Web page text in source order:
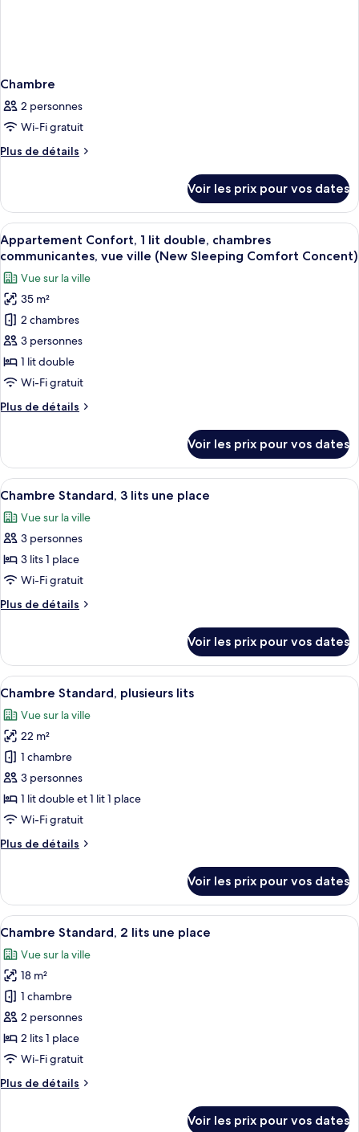
Chambre
2 personnes
Wi-Fi gratuit
Plus de détails
Plus
le
type
de
chambre
Voir les prix pour vos dates
Afficher
toutes
les
photos
pour
ce
type
de
chambre :
Confort,
double,
chambres
communicantes,
vue
ville
(New
Sleeping
Comfort
Une chambre d’hôtel avec un lit, un
13
Appartement Confort, 1 lit double, chambres
communicantes, vue ville (New Sleeping Comfort Concent)
Vue sur la ville
35 m²
2 chambres
3 personnes
1 lit double
Wi-Fi gratuit
Plus de détails
Plus
le
type
de
Appartement
Confort,
lit
double,
communicantes,
Sleeping
Comfort
Concent)
Voir les prix pour vos dates
Afficher
toutes
les
photos
pour
ce
type
de
Chambre
Standard,
3
lits
une
place
Une chambre d’hôtel avec deux
4
Chambre Standard, 3 lits une place
Vue sur la ville
3 personnes
3 lits 1 place
Wi-Fi gratuit
Plus de détails
Plus
le
type
de
Chambre
Standard,
3
lits
une
place
Voir les prix pour vos dates
Afficher
toutes
les
photos
pour
ce
type
de
chambre :
Chambre
lits
13
Chambre Standard, plusieurs lits
Vue sur la ville
22 m²
1 chambre
3 personnes
1 lit double et 1 lit 1 place
Wi-Fi gratuit
Plus de détails
Plus
le
type
de
Chambre
Standard,
plusieurs
lits
Voir les prix pour vos dates
Afficher
toutes
les
photos
pour
ce
type
de
chambre :
Chambre
11
Chambre Standard, 2 lits une place
Vue sur la ville
18 m²
1 chambre
2 personnes
2 lits 1 place
Wi-Fi gratuit
Plus de détails
Plus
Voir les prix pour vos dates